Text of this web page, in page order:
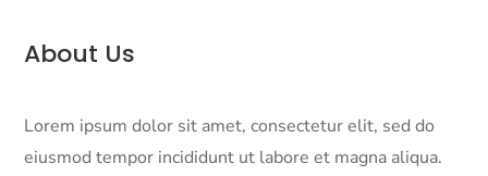
About Us
Lorem ipsum dolor sit amet, consectetur elit, sed do
eiusmod tempor incididunt ut labore et magna aliqua.